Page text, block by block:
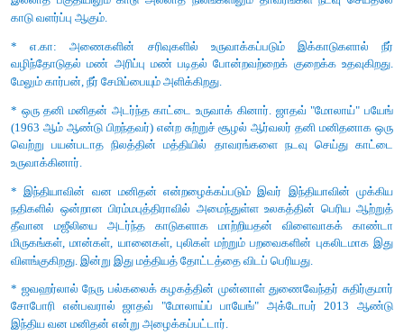
1. மழைநீர் சேகரிப்பு நீர் பற்றாக்குறைக்கு இக்காலத்தில்
தீர்வு ஆகும்.
2. தேவையான அளவு நிலத்தடி நீர்த் தேவை மற்றும் நீர்
3. வறட்சியின் கடுமையை மட்டுப்படுத்துகிறது.
4. பரப்பில் வழிந்தோடுவதைத் தடுப்பதால் மண் அரிப்பு
5. வெள்ள அபாயத்தைக் குறைக்கிறது.
6. நிலத்தடி நீர் மற்றும் நிலத்தடி நீர்மட்டம் மேம்